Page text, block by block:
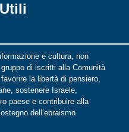
e cultura, non
di iscritti alla Comunità
la libertà di pensiero,
sostenere Israele,
paese e contribuire alla
dell’ebraismo